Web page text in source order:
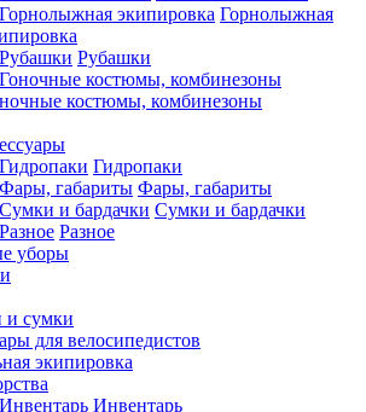
Горнолыжная
Рубашки
костюмы, комбинезоны
Гидропаки
Фары, габариты
Сумки и бардачки
Разное
уборы
и сумки
для велосипедистов
экипировка
Инвентарь